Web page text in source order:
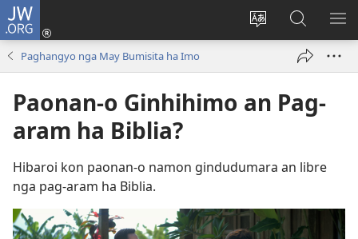
JW.ORG
Balyui
yinaknan
site
Pag-
log
window)
Pamiling
ha
JW.ORG
Paghangyo nga May Bumisita ha Imo
Paonan-o Ginhihimo an Pag-
aram ha Biblia?
Hibaroi kon paonan-o namon gindudumara an libre
nga pag-aram ha Biblia.